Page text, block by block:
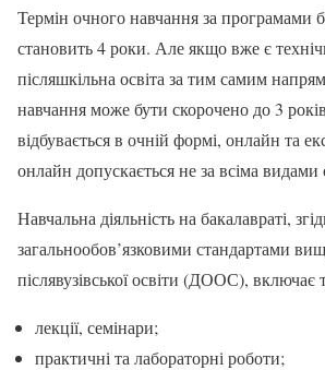
Термін очного навчання за програмами
становить 4 роки. Але якщо вже є
післяшкільна освіта за тим самим
навчання може бути скорочено до 3
відбувається в очній формі, онлайн та
онлайн допускається не за всіма видами
Навчальна діяльність на бакалавраті,
загальнообов’язковими стандартами
післявузівської освіти (ДООС), включає
лекції, семінари;
практичні та лабораторні роботи;